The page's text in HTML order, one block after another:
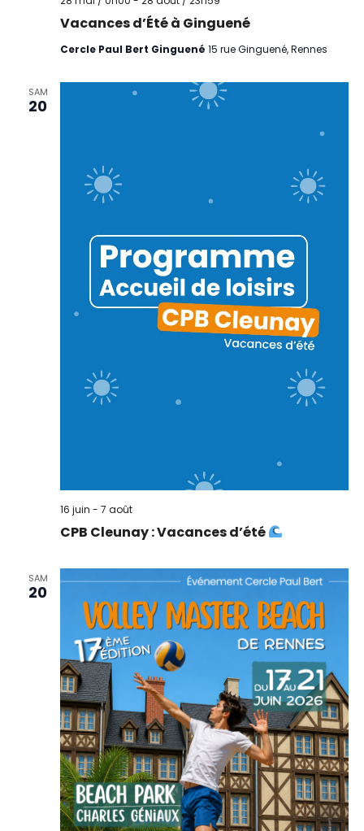
Vacances d’Été à Ginguené
Cercle Paul Bert Ginguené 15 rue Ginguené, Rennes
SAM
20
CPB Cleunay : Vacances d’été
16 juin - 7 août
SAM
20